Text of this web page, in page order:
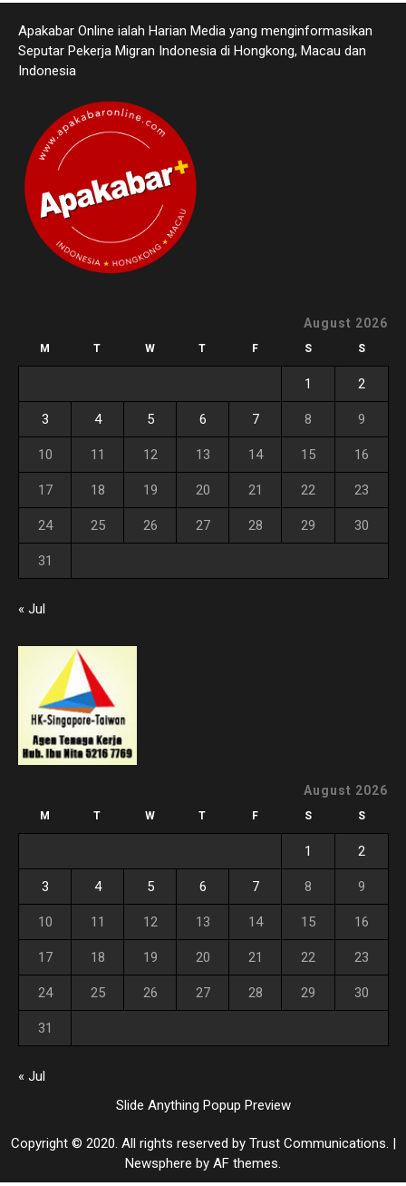
Apakabar Online ialah Harian Media yang menginformasikan
Seputar Pekerja Migran Indonesia di Hongkong, Macau dan
Indonesia
August 2026
M T W T F S S
1 2
3 4 5 6 7 8 9
10 11 12 13 14 15 16
17 18 19 20 21 22 23
24 25 26 27 28 29 30
31
« Jul
August 2026
M T W T F S S
1 2
3 4 5 6 7 8 9
10 11 12 13 14 15 16
17 18 19 20 21 22 23
24 25 26 27 28 29 30
31
« Jul
Slide Anything Popup Preview
Copyright © 2020. All rights reserved by Trust Communications.
Newsphere by AF themes.